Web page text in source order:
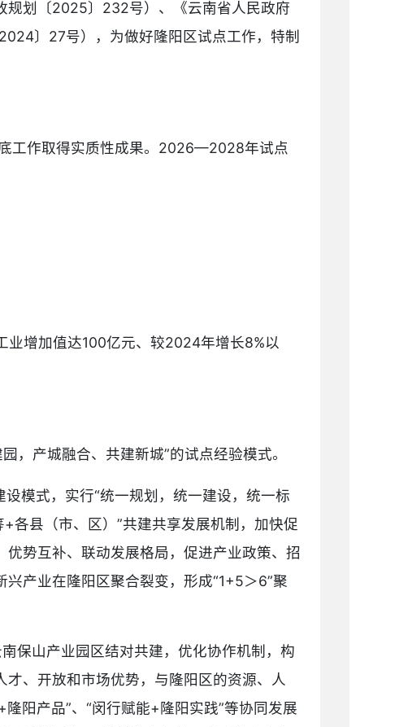
规划〔2025〕232号）、《云南省人民政府
〕27号），为做好隆阳区试点工作，特制
工作取得实质性成果。2026—2028年试点
增加值达100亿元、较2024年增长8%以
，产城融合、共建新城”的试点经验模式。
模式，实行“统一规划，统一建设，统一标
各县（市、区）”共建共享发展机制，加快促
势互补、联动发展格局，促进产业政策、招
产业在隆阳区聚合裂变，形成“1+5＞6”聚
保山产业园区结对共建，优化协作机制，构
、开放和市场优势，与隆阳区的资源、人
阳产品”、“闵行赋能+隆阳实践”等协同发展